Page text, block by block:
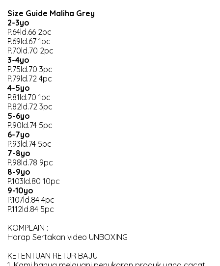
Size Guide Maliha Grey
2-3yo
P.64ld.66 2pc
P.69ld.67 1pc
P.70ld.70 2pc
3-4yo
P.75ld.70 3pc
P.79ld.72 4pc
4-5yo
P.81ld.70 1pc
P.82ld.72 3pc
5-6yo
P.90ld.74 5pc
6-7yo
P.93ld.74 5pc
7-8yo
P.98ld.78 9pc
8-9yo
P.103ld.80 10pc
9-10yo
P.107ld.84 4pc
P.112ld.84 5pc
KOMPLAIN :
Harap Sertakan video UNBOXING
KETENTUAN RETUR BAJU